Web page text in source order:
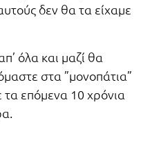
δεν θα τα είχαμε
όλα και μαζί θα
στα ”μονοπάτια”
επόμενα 10 χρόνια